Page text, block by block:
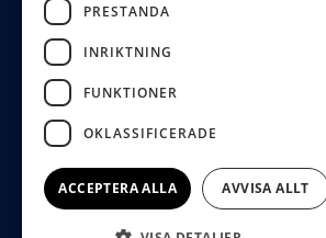
PRESTANDA
INRIKTNING
FUNKTIONER
OKLASSIFICERADE
ACCEPTERA ALLA AVVISA ALLT